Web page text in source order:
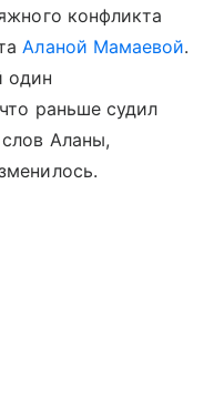
конфликта
Аланой Мамаевой.
один
раньше судил
Аланы,